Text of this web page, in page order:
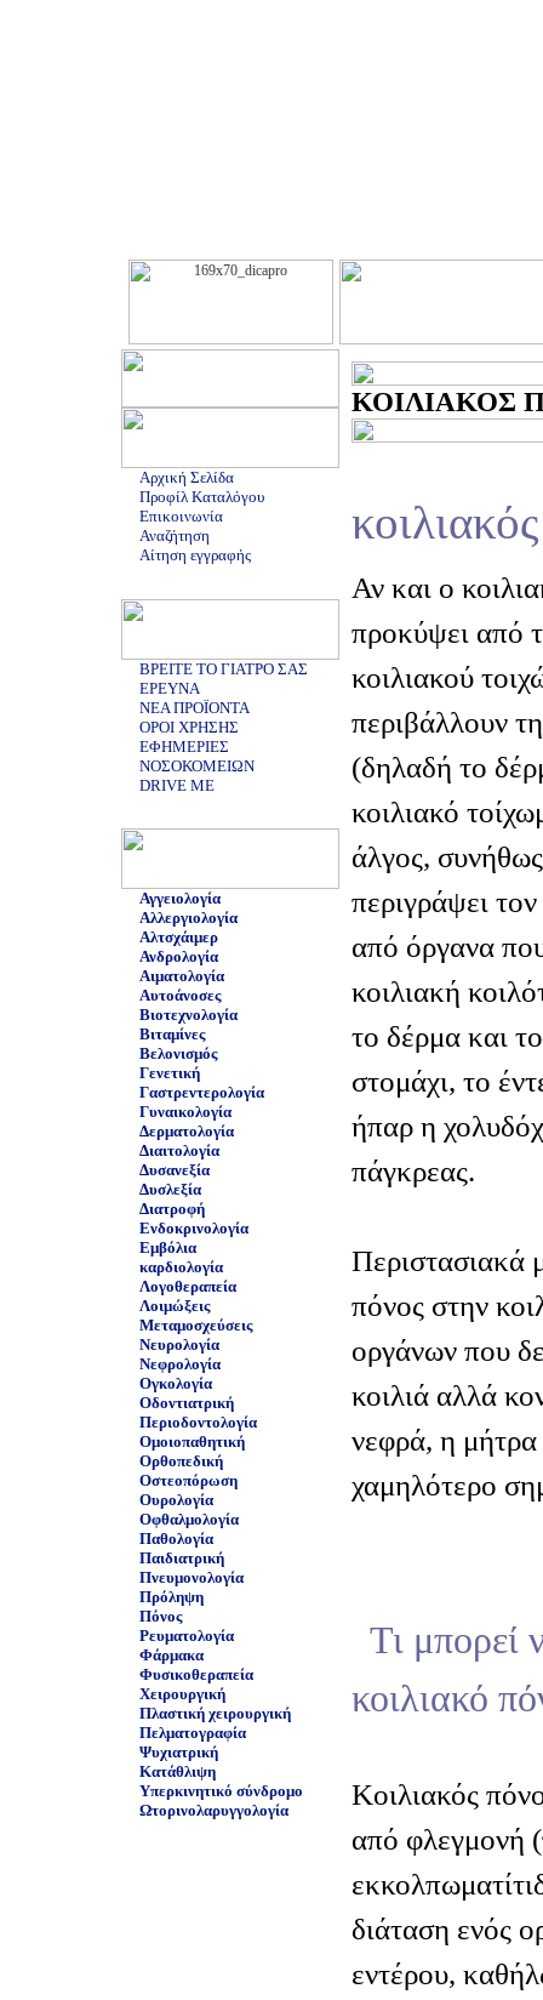
Αρχική Σελίδα
Προφίλ Καταλόγου
Επικοινωνία
Αναζήτηση
Αίτηση εγγραφής
ΒΡΕΙΤΕ ΤΟ ΓΙΑΤΡΟ ΣΑΣ
ΕΡΕΥΝΑ
ΝΕΑ ΠΡΟΪΟΝΤΑ
ΟΡΟΙ ΧΡΗΣΗΣ
ΕΦΗΜΕΡΙΕΣ
ΝΟΣΟΚΟΜΕΙΩΝ
DRIVE ME
Αγγειολογία
Αλλεργιολογία
Αλτσχάιμερ
Ανδρολογία
Αιματολογία
Αυτοάνοσες
Βιοτεχνολογία
Βιταμίνες
Βελονισμός
Γενετική
Γαστρεντερολογία
Γυναικολογία
Δερματολογία
Διαιτολογία
Δυσανεξία
Δυσλεξία
Διατροφή
Ενδοκρινολογία
Εμβόλια
καρδιολογία
Λογοθεραπεία
Λοιμώξεις
Μεταμοσχεύσεις
Νευρολογία
Νεφρολογία
Ογκολογία
Οδοντιατρική
Περιοδοντολογία
Ομοιοπαθητική
Ορθοπεδική
Οστεοπόρωση
Ουρολογία
Οφθαλμολογία
Παθολογία
Παιδιατρική
Πνευμονολογία
Πρόληψη
Πόνος
Ρευματολογία
Φάρμακα
Φυσικοθεραπεία
Χειρουργική
Πλαστική χειρουργική
Πελματογραφία
Ψυχιατρική
Κατάθλιψη
Υπερκινητικό σύνδρομο
Ωτορινολαρυγγολογία
ΚΟΙΛΙΑΚΟΣ
Αν και ο
προκύψει από
κοιλιακού
περιβάλλουν
(δηλαδή το
κοιλιακό
άλγος, συνήθως
περιγράψει
από όργανα
κοιλιακή
το δέρμα και
στομάχι, το
ήπαρ η
πάγκρεας.
Περιστασιακά
πόνος στην
οργάνων που
κοιλιά αλλά
νεφρά, η μήτρα
χαμηλότερο
Τι μπορεί
κοιλιακό
Κοιλιακός
από φλεγμονή
διάταση ενός
εντέρου,